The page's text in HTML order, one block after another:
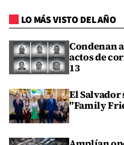
LO MÁS VISTO DEL AÑO
Condenan
actos de
13
El
"Family